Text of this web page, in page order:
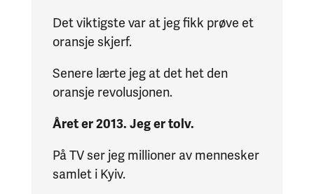
Det viktigste var at jeg fikk prøve et
oransje skjerf.
Senere lærte jeg at det het den
oransje revolusjonen.
Året er 2013. Jeg er tolv.
På TV ser jeg millioner av mennesker
samlet i Kyiv.